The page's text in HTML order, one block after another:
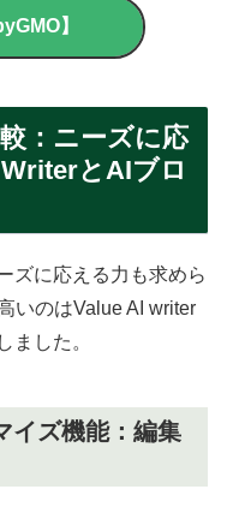
】
：ニーズに応
とAIブロ
ズに応える力も求めら
いのはValue AI writer
ました。
イズ機能：編集